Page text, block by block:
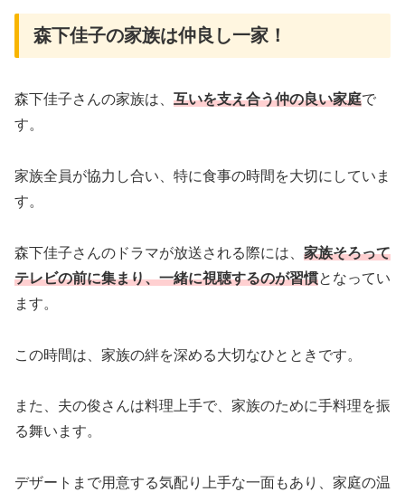
森下佳子の家族は仲良し一家！
森下佳子さんの家族は、 互いを支え合う仲の良い家庭で
す。
家族全員が協力し合い、特に食事の時間を大切にしていま
す。
森下佳子さんのドラマが放送される際には、 家族そろって
テレビの前に集まり、一緒に視聴するのが習慣となってい
ます。
この時間は、家族の絆を深める大切なひとときです。
また、夫の俊さんは料理上手で、家族のために手料理を振
る舞います。
デザートまで用意する気配り上手な一面もあり、家庭の温